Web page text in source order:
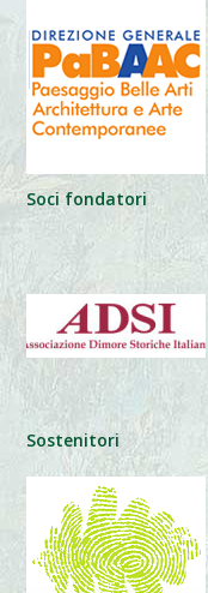
Soci fondatori
Sostenitori